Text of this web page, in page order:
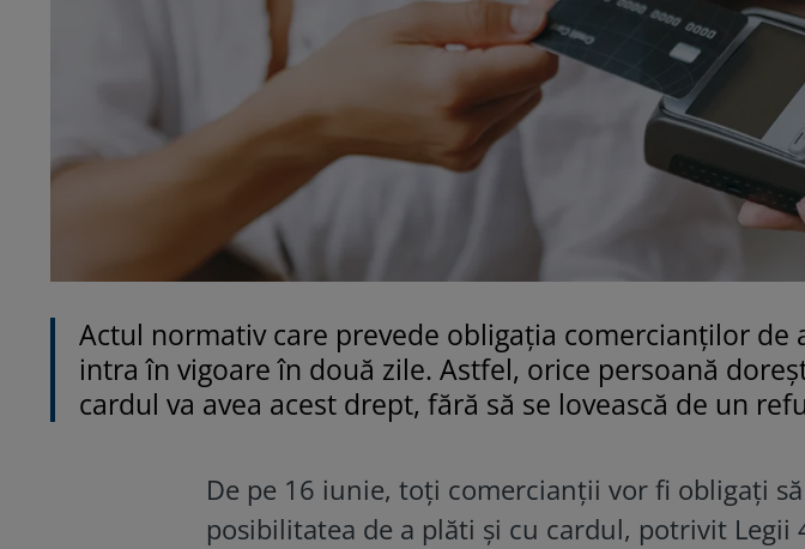
Actul normativ care prevede obligația comercianților de
intra în vigoare în două zile. Astfel, orice persoană
cardul va avea acest drept, fără să se lovească de un
De pe 16 iunie, toți comercianții vor fi obligați
posibilitatea de a plăti și cu cardul, potrivit Legii